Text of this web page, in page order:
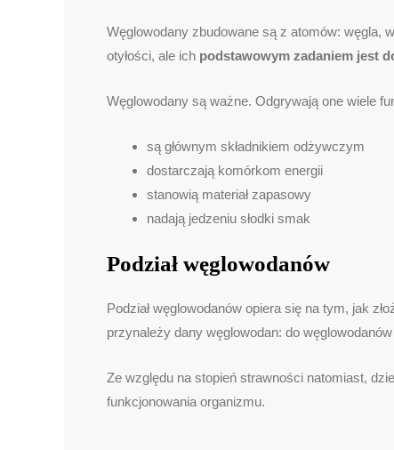
Węglowodany zbudowane są z atomów: węgla,
otyłości, ale ich podstawowym zadaniem jest
Węglowodany są ważne. Odgrywają one wiele
są głównym składnikiem odżywczym
dostarczają komórkom energii
stanowią materiał zapasowy
nadają jedzeniu słodki smak
Podział węglowodanów
Podział węglowodanów opiera się na tym, jak
przynależy dany węglowodan: do
Ze względu na stopień strawności natomiast,
funkcjonowania organizmu.